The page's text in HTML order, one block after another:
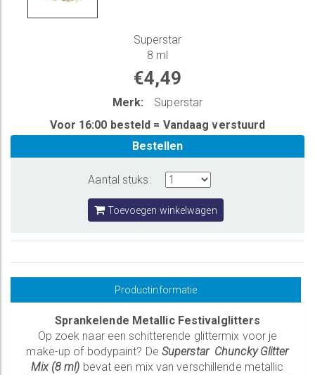
Superstar
8 ml
€4,49
Merk:
Superstar
Voor 16:00 besteld = Vandaag verstuurd
Bestellen
Aantal stuks:
Toevoegen winkelwagen
Productinformatie
Sprankelende Metallic Festivalglitters
Op zoek naar een schitterende glittermix voor je
make-up of bodypaint? De Superstar Chuncky Glitter
Mix (8 ml) bevat een mix van verschillende metallic